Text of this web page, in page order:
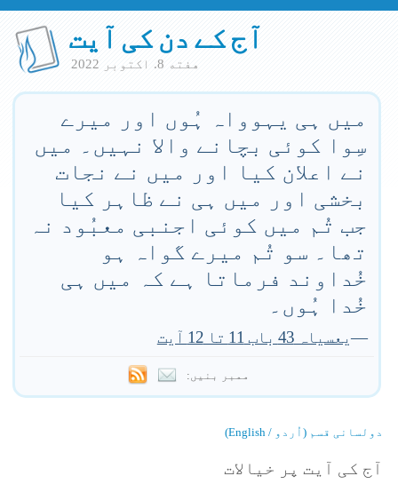
آج کے دن کی آیت
هفته 8. اكتوبر 2022
میں ہی یہوواہ ہُوں اور میرے
سِوا کوئی بچانے والا نہیں۔ میں
نے اعلان کیا اور میں نے نجات
بخشی اور میں ہی نے ظاہر کیا
جب تُم میں کوئی اجنبی معبُود نہ
تھا۔ سو تُم میرے گواہ ہو
خُداوند فرماتا ہے کہ میں ہی
خُدا ہُوں۔
—یعسیاہ 43 باب 11 تا 12 آیت
ممبر بنیں:
دولسانی قسم (اُردو / English)
آج کی آیت پر خیالات